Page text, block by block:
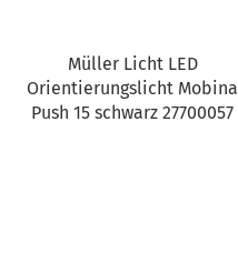
Müller Licht LED
Orientierungslicht Mobina
Push 15 schwarz 27700057